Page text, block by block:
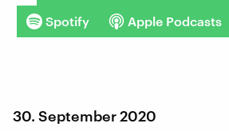
Spotify Apple Podcasts
30. September 2020